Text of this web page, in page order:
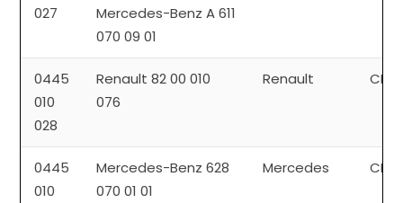
027
Mercedes-Benz A 611
070 09 01
0445
010
028
Renault 82 00 010
076
Renault CP1
0445
010
Mercedes-Benz 628
070 01 01
Mercedes CP3